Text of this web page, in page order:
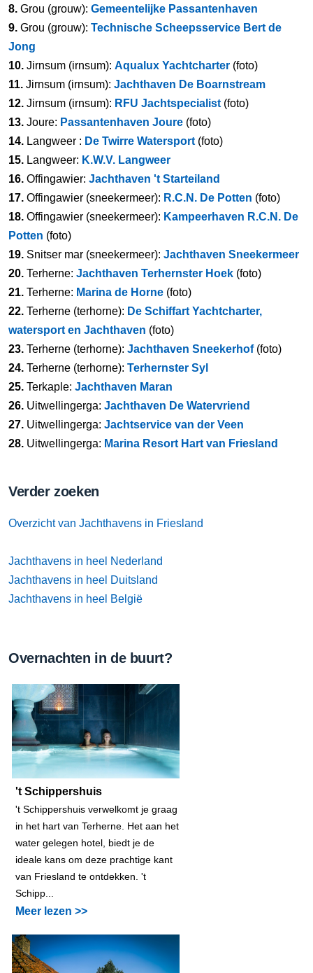
8. Grou (grouw): Gemeentelijke Passantenhaven
9. Grou (grouw): Technische Scheepsservice Bert de
Jong
10. Jirnsum (irnsum): Aqualux Yachtcharter (foto)
11. Jirnsum (irnsum): Jachthaven De Boarnstream
12. Jirnsum (irnsum): RFU Jachtspecialist (foto)
13. Joure: Passantenhaven Joure (foto)
14. Langweer : De Twirre Watersport (foto)
15. Langweer: K.W.V. Langweer
16. Offingawier: Jachthaven 't Starteiland
17. Offingawier (sneekermeer): R.C.N. De Potten (foto)
18. Offingawier (sneekermeer): Kampeerhaven R.C.N. De
Potten (foto)
19. Snitser mar (sneekermeer): Jachthaven Sneekermeer
20. Terherne: Jachthaven Terhernster Hoek (foto)
21. Terherne: Marina de Horne (foto)
22. Terherne (terhorne): De Schiffart Yachtcharter,
watersport en Jachthaven (foto)
23. Terherne (terhorne): Jachthaven Sneekerhof(foto)
24. Terherne (terhorne): Terhernster Syl
25. Terkaple: Jachthaven Maran
26. Uitwellingerga: Jachthaven De Watervriend
27. Uitwellingerga: Jachtservice van der Veen
28. Uitwellingerga: Marina Resort Hart van Friesland
Verder zoeken
Overzicht van Jachthavens in Friesland
Jachthavens in heel Nederland
Jachthavens in heel Duitsland
Jachthavens in heel België
Overnachten in de buurt?
't Schippershuis
't Schippershuis verwelkomt je graag
in het hart van Terherne. Het aan het
water gelegen hotel, biedt je de
ideale kans om deze prachtige kant
van Friesland te ontdekken. 't
Schipp...
Meer lezen >>